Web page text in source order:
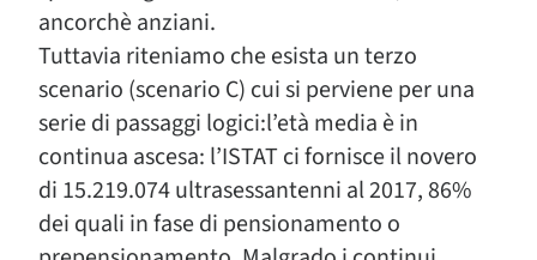
ancorchè anziani.
Tuttavia riteniamo che esista un terzo
scenario (scenario C) cui si perviene per una
serie di passaggi logici:l’età media è in
continua ascesa: l’ISTAT ci fornisce il novero
di 15.219.074 ultrasessantenni al 2017, 86%
dei quali in fase di pensionamento o